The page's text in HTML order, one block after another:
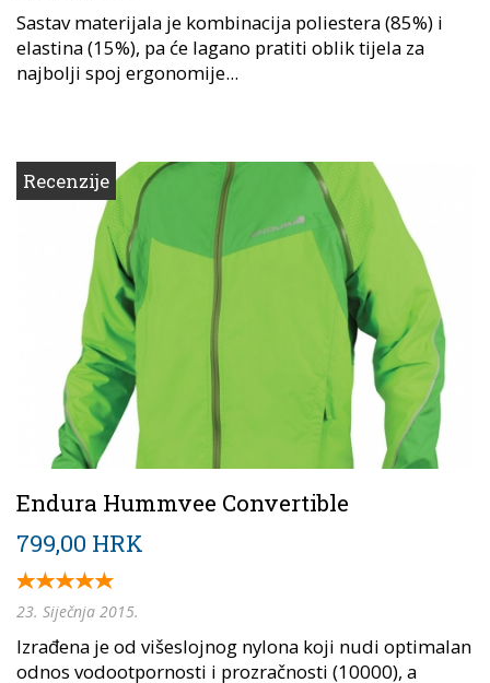
Sastav materijala je kombinacija poliestera (85%) i
elastina (15%), pa će lagano pratiti oblik tijela za
najbolji spoj ergonomije...
Recenzije
Endura Hummvee Convertible
799,00 HRK
23. Siječnja 2015.
Izrađena je od višeslojnog nylona koji nudi optimalan
odnos vodootpornosti i prozračnosti (10000), a